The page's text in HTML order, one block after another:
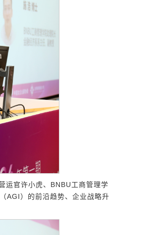
运官许小虎、BNBU工商管理学
AGI）的前沿趋势、企业战略升